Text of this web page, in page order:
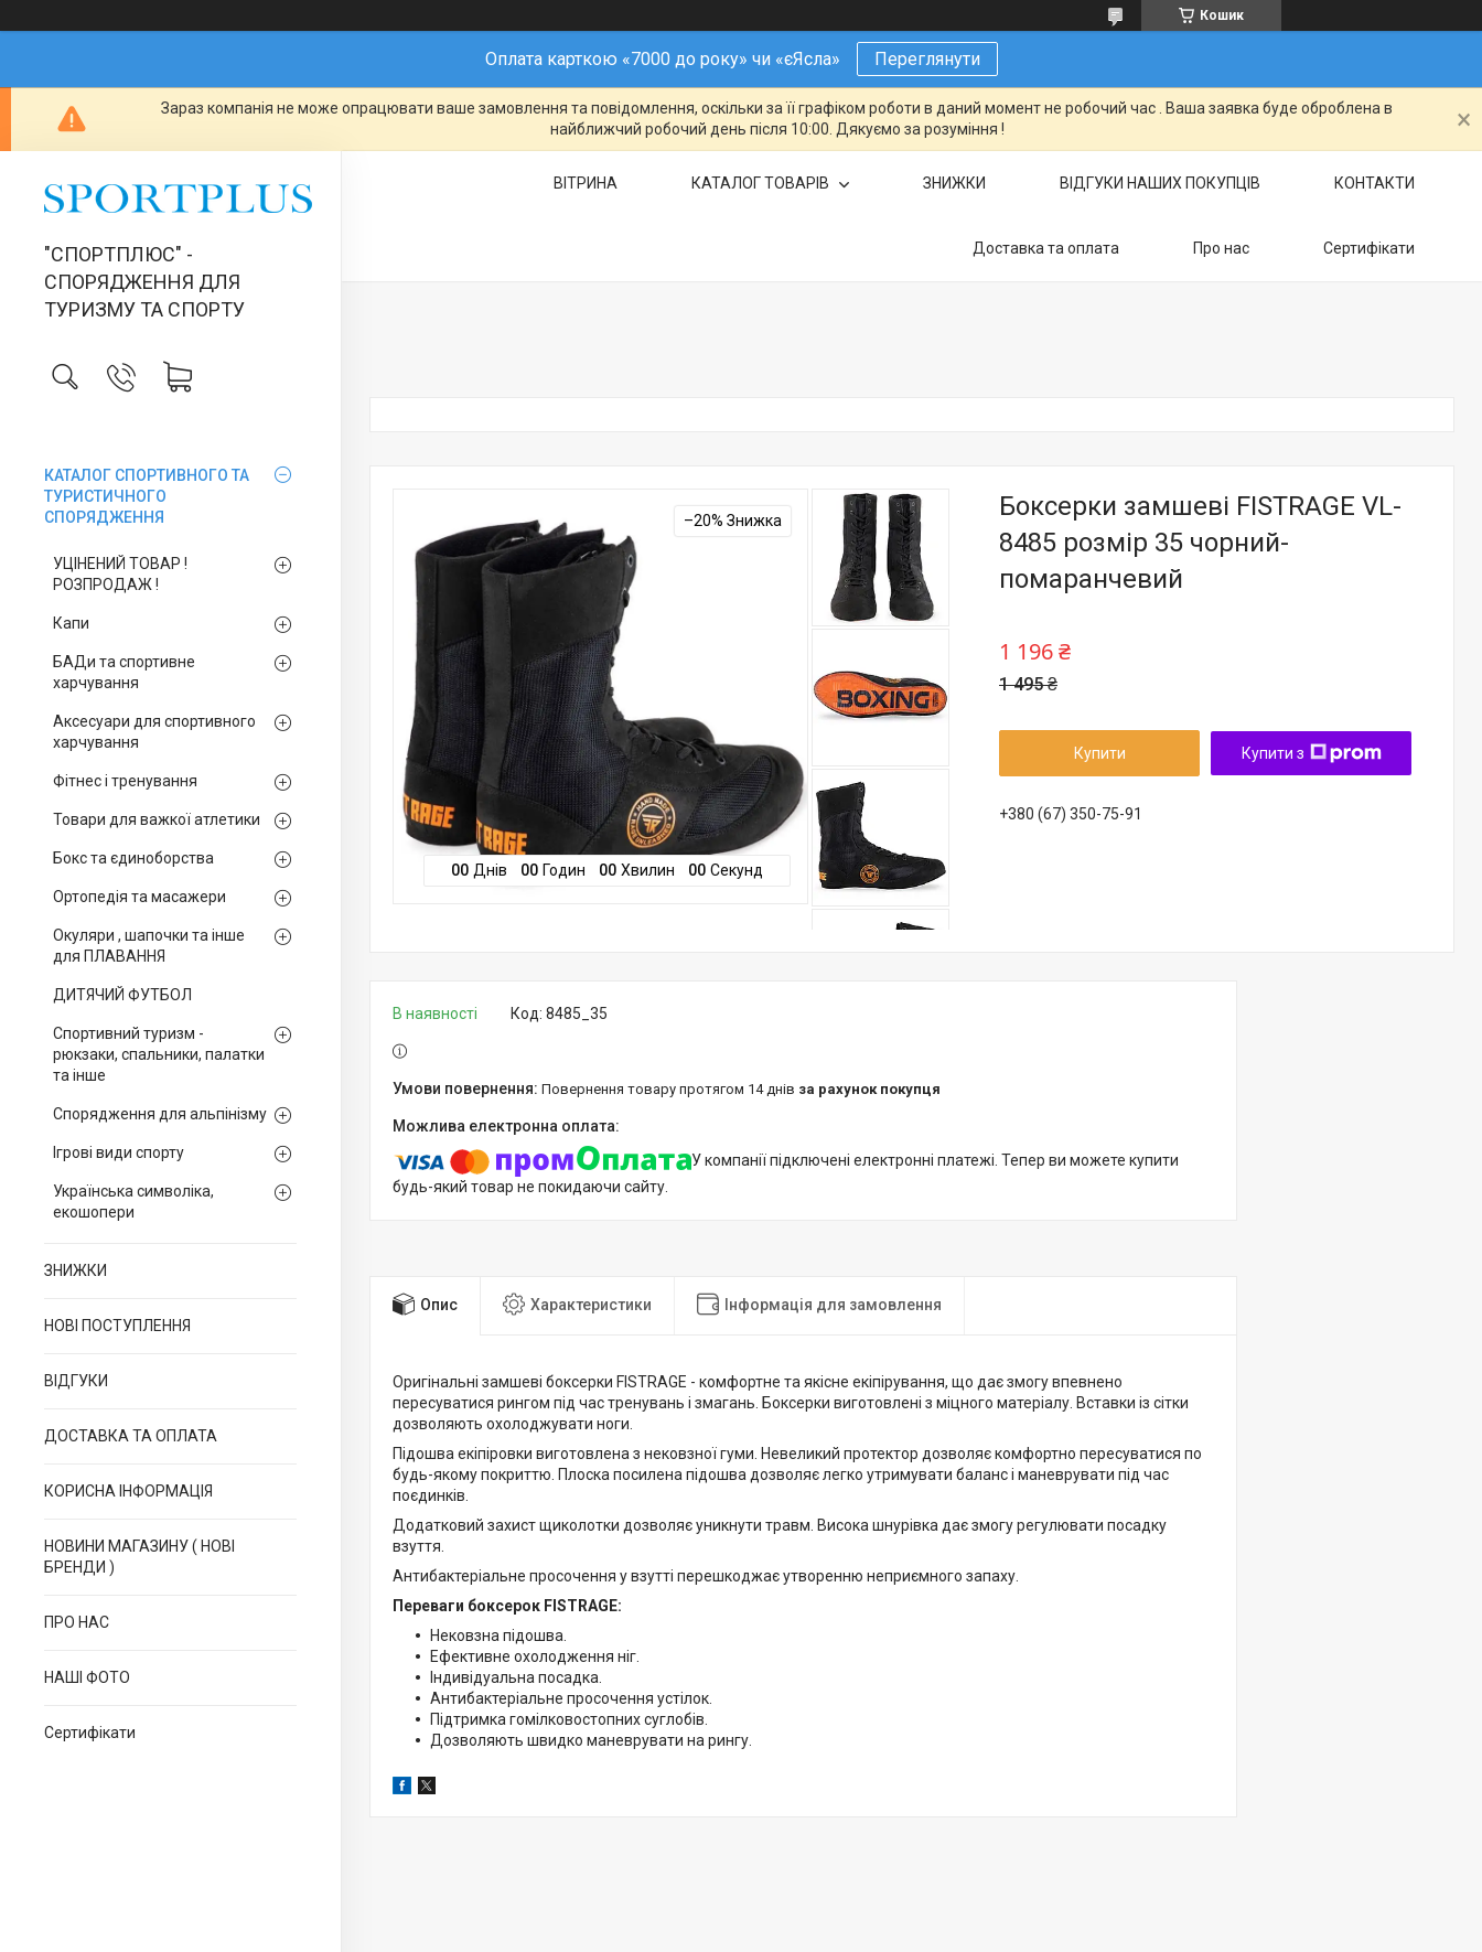
Кошик
Оплата карткою «7000 до року» чи «єЯсла» Переглянути
Зараз компанія не може опрацювати ваше замовлення та повідомлення, оскільки за її графіком роботи в даний момент не робочий час . Ваша заявка буде оброблена в
найближчий робочий день після 10:00. Дякуємо за розуміння !
"СПОРТПЛЮС" -
СПОРЯДЖЕННЯ ДЛЯ
ТУРИЗМУ ТА СПОРТУ
КАТАЛОГ СПОРТИВНОГО ТА
ТУРИСТИЧНОГО
СПОРЯДЖЕННЯ
УЦІНЕНИЙ ТОВАР !
РОЗПРОДАЖ !
Капи
БАДи та спортивне
харчування
Аксесуари для спортивного
харчування
Фітнес і тренування
Товари для важкої атлетики
Бокс та єдиноборства
Ортопедія та масажери
Окуляри , шапочки та інше
для ПЛАВАННЯ
ДИТЯЧИЙ ФУТБОЛ
Спортивний туризм -
рюкзаки, спальники, палатки
та інше
Спорядження для альпінізму
Ігрові види спорту
Українська символіка,
екошопери
ЗНИЖКИ
НОВІ ПОСТУПЛЕННЯ
ВІДГУКИ
ДОСТАВКА ТА ОПЛАТА
КОРИСНА ІНФОРМАЦІЯ
НОВИНИ МАГАЗИНУ ( НОВІ
БРЕНДИ )
ПРО НАС
НАШІ ФОТО
Сертифікати
ВІТРИНА КАТАЛОГ ТОВАРІВ ЗНИЖКИ ВІДГУКИ НАШИХ ПОКУПЦІВ КОНТАКТИ
Доставка та оплата Про нас Сертифікати
–20%
00 Днів 00 Годин 00 Хвилин 00 Секунд
Боксерки замшеві FISTRAGE VL-
8485 розмір 35 чорний-
помаранчевий
1 495 ₴
1 196 ₴
Купити Купити з
+380 (67) 350-75-91
В наявності Код: 8485_35
повернення товару протягом 14 днів за рахунок покупця
У компанії підключені електронні платежі. Тепер ви можете купити
будь-який товар не покидаючи сайту.
Опис Характеристики Інформація для замовлення
Оригінальні замшеві боксерки FISTRAGE - комфортне та якісне екіпірування, що дає змогу впевнено
пересуватися рингом під час тренувань і змагань. Боксерки виготовлені з міцного матеріалу. Вставки із сітки
дозволяють охолоджувати ноги.
Підошва екіпіровки виготовлена з нековзної гуми. Невеликий протектор дозволяє комфортно пересуватися по
будь-якому покриттю. Плоска посилена підошва дозволяє легко утримувати баланс і маневрувати під час
поєдинків.
Додатковий захист щиколотки дозволяє уникнути травм. Висока шнурівка дає змогу регулювати посадку
взуття.
Антибактеріальне просочення у взутті перешкоджає утворенню неприємного запаху.
Переваги боксерок FISTRAGE:
Нековзна підошва.
Ефективне охолодження ніг.
Індивідуальна посадка.
Антибактеріальне просочення устілок.
Підтримка гомілковостопних суглобів.
Дозволяють швидко маневрувати на рингу.